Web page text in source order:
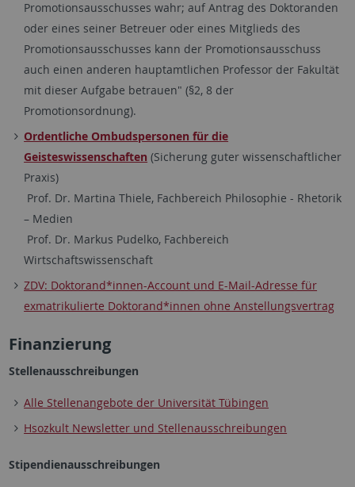
Promotionsausschusses wahr; auf Antrag des Doktoranden
oder eines seiner Betreuer oder eines Mitglieds des
Promotionsausschusses kann der Promotionsausschuss
auch einen anderen hauptamtlichen Professor der Fakultät
mit dieser Aufgabe betrauen" (§2, 8 der
Promotionsordnung).
Ordentliche Ombudspersonen für die
Geisteswissenschaften (Sicherung guter wissenschaftlicher
Praxis)
Prof. Dr. Martina Thiele, Fachbereich Philosophie - Rhetorik
– Medien
Prof. Dr. Markus Pudelko, Fachbereich
Wirtschaftswissenschaft
ZDV: Doktorand*innen-Account und E-Mail-Adresse für
exmatrikulierte Doktorand*innen ohne Anstellungsvertrag
Finanzierung
Stellenausschreibungen
Alle Stellenangebote der Universität Tübingen
Hsozkult Newsletter und Stellenausschreibungen
Stipendienausschreibungen